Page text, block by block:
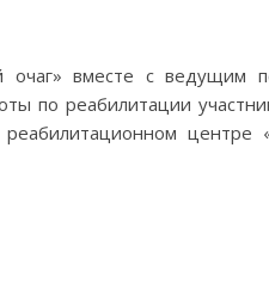
вместе с ведущим
по реабилитации
центре